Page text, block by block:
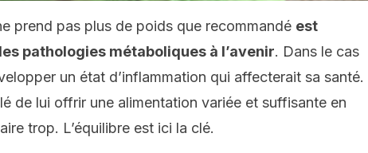
prend pas plus de poids que recommandé est
pathologies métaboliques à l’avenir. Dans le cas
un état d’inflammation qui affecterait sa santé.
de lui offrir une alimentation variée et suffisante en
trop. L’équilibre est ici la clé.